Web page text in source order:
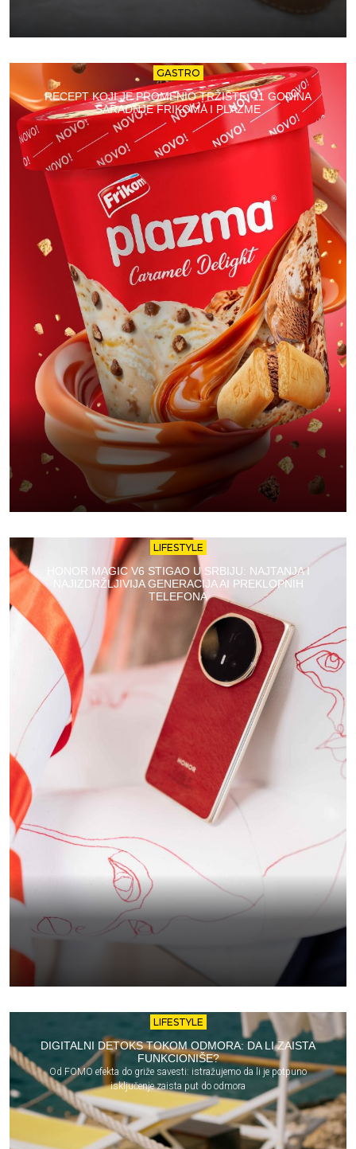
GASTRO
RECEPT KOJI JE PROMENIO TRŽIŠTE: 11 GODINA
SARADNJE FRIKOMA I PLAZME
LIFESTYLE
HONOR MAGIC V6 STIGAO U SRBIJU: NAJTANJA I
NAJIZDRŽLJIVIJA GENERACIJA AI PREKLOPNIH
TELEFONA
LIFESTYLE
DIGITALNI DETOKS TOKOM ODMORA: DA LI ZAISTA
FUNKCIONIŠE?
Od FOMO efekta do griže savesti: istražujemo da li je potpuno
isključenje zaista put do odmora